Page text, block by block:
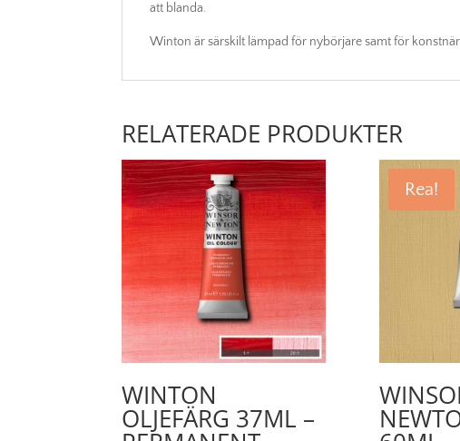
att blanda.
Winton är särskilt lämpad för nybörjare samt för
RELATERADE PRODUKTER
WINTON
OLJEFÄRG 37ML –
Rea!